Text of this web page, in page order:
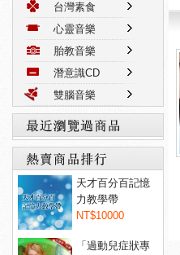
台灣素食
心靈音樂
胎教音樂
潛意識CD
雙腦音樂
天才百分百記憶
力教學帶
NT$10000
「過動兒症狀專